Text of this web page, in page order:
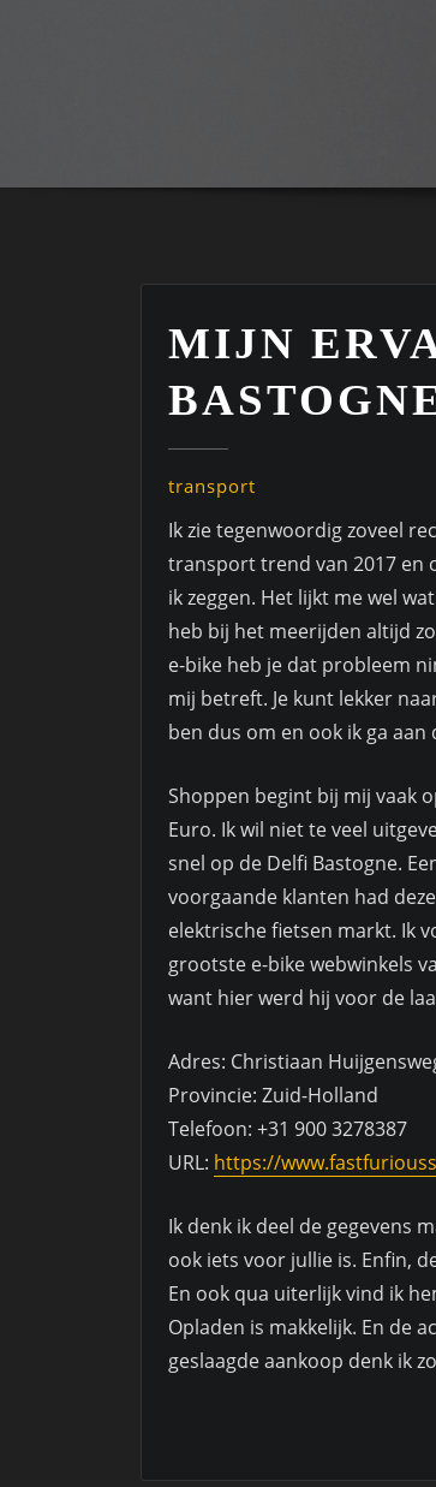
MIJN
transport
Ik zie tegenwoordig zoveel
transport trend van 2017 en
ik zeggen. Het lijkt me wel
heb bij het meerijden altijd
e-bike heb je dat probleem
mij betreft. Je kunt lekker
ben dus om en ook ik ga aan
Shoppen begint bij mij vaak
Euro. Ik wil niet te veel
snel op de Delfi Bastogne.
voorgaande klanten had
elektrische fietsen markt. Ik
grootste e-bike webwinkels
want hier werd hij voor de
Adres: Christiaan
Provincie: Zuid-Holland
Telefoon: +31 900 3278387
URL: https://
Ik denk ik deel de gegevens
ook iets voor jullie is. Enfin,
En ook qua uiterlijk vind ik
Opladen is makkelijk. En de
geslaagde aankoop denk ik